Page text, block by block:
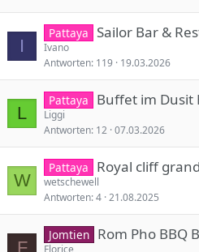
I
Pattaya Sailor Bar &
Ivano
Antworten 119 19.03.2026
L
Pattaya Buffet im Dusit
Liggi
Antworten 12 07.03.2026
W
Pattaya Royal cliff
wetschewell
Antworten 4 21.08.2025
F
Jomtien Rom Pho BBQ
Florice